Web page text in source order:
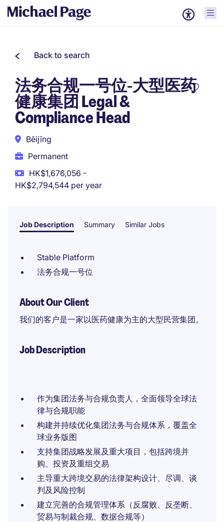
Back to search
法务合规一号位-大型医药
健康集团 Legal &
Compliance Head
Běijīng
Permanent
HK$1,676,056 -
HK$2,794,544 per year
Job Description Summary Similar Jobs
Stable Platform
法务合规一号位
About Our Client
我们的客户是一家以医药健康为主的大型民营集团。
Job Description
作为集团法务与合规负责人，全面领导全球法
律与合规职能
构建并持续优化集团法务与合规体系，覆盖全
球业务版图
支持集团战略发展及重大项目，包括跨境并
购、投资及重组交易
主导重大跨境交易的法律架构设计、尽调、谈
判及风险控制
建立完善的合规管理体系（反腐败、反垄断、
贸易与制裁合规、数据合规等）